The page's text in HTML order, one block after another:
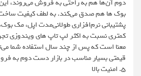
دوم آن‌ها هم به راحتی به فروش می‌روند،
بوک ‌ها هم صدق می‌کند. به لطف کیفیت ساخت
پشتیبانی نرم‌افزاری طولانی‌مدت اپل، مک
کمتری نسبت به اکثر لپ تاپ های ویندوزی
معنا است که پس از چند سال استفاده شما
قیمتی بسیار مناسب در بازار دست دوم به
۵. امنیت بالا